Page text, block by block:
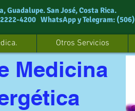
Guadalupe. San José, Costa Rica.
4200 WhatsApp y Telegram:
Otros Servicios
Medicina